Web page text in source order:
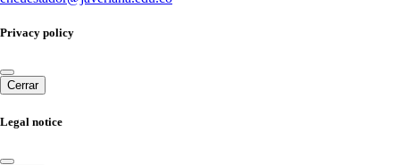
Privacy policy
Cerrar
Legal notice